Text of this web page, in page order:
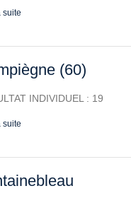
suite
(60)
INDIVIDUEL : 19
suite